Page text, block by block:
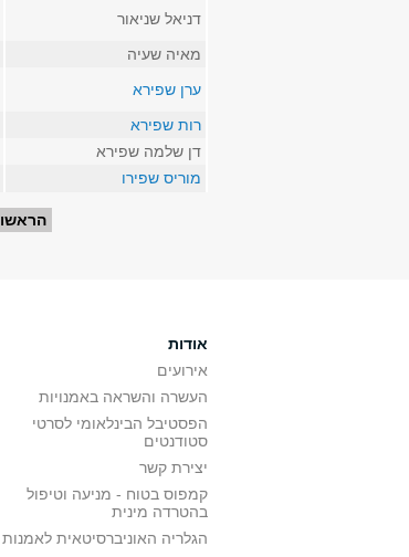
דניאל שניאור
מאיה שעיה
ערן שפירא
רות שפירא
דן שלמה שפירא
מוריס שפירו
אודות
אירועים
העשרה והשראה באמנויות
הפסטיבל הבינלאומי לסרטי
סטודנטים
יצירת קשר
קמפוס בטוח - מניעה וטיפול
בהטרדה מינית
הגלריה האוניברסיטאית לאמנות